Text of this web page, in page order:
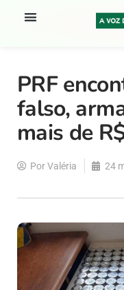
PRF
falso,
mais de
PorValéria 24